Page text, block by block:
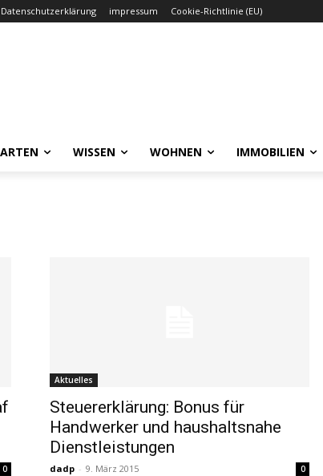
Datenschutzerklärung impressum Cookie-Richtlinie (EU)
WISSEN WOHNEN IMMOBILIEN
0
Aktuelles
Steuererklärung: Bonus für
Handwerker und haushaltsnahe
Dienstleistungen
dadp - 9. März 2015 0